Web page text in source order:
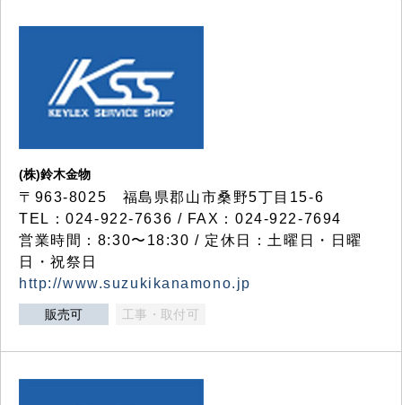
(株)鈴木金物
〒963-8025 福島県郡山市桑野5丁目15-6
TEL：024-922-7636 / FAX：024-922-7694
営業時間：8:30〜18:30 / 定休日：土曜日・日曜
日・祝祭日
http://www.suzukikanamono.jp
販売可 工事・取付可